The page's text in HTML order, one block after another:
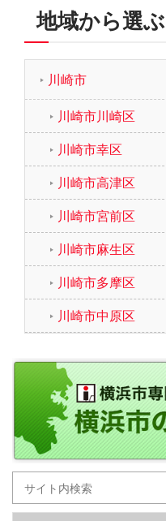
地域から選ぶ
川崎市
川崎市川崎区
川崎市幸区
川崎市高津区
川崎市宮前区
川崎市麻生区
川崎市多摩区
川崎市中原区